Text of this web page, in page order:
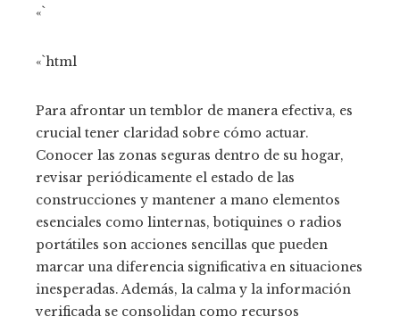
«`
«`html
Para afrontar un temblor de manera efectiva, es
crucial tener claridad sobre cómo actuar.
Conocer las zonas seguras dentro de su hogar,
revisar periódicamente el estado de las
construcciones y mantener a mano elementos
esenciales como linternas, botiquines o radios
portátiles son acciones sencillas que pueden
marcar una diferencia significativa en situaciones
inesperadas. Además, la calma y la información
verificada se consolidan como recursos